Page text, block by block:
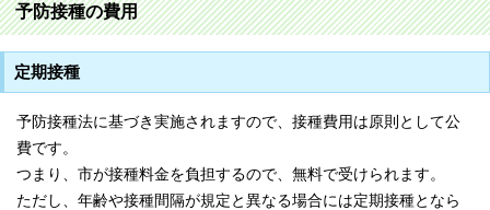
予防接種の費用
定期接種
予防接種法に基づき実施されますので、接種費用は原則として公
費です。
つまり、市が接種料金を負担するので、無料で受けられます。
ただし、年齢や接種間隔が規定と異なる場合には定期接種となら